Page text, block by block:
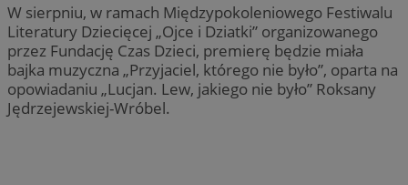
W sierpniu, w ramach Międzypokoleniowego Festiwalu
Literatury Dziecięcej „Ojce i Dziatki” organizowanego
przez Fundację Czas Dzieci, premierę będzie miała
bajka muzyczna „Przyjaciel, którego nie było”, oparta na
opowiadaniu „Lucjan. Lew, jakiego nie było” Roksany
Jędrzejewskiej-Wróbel.